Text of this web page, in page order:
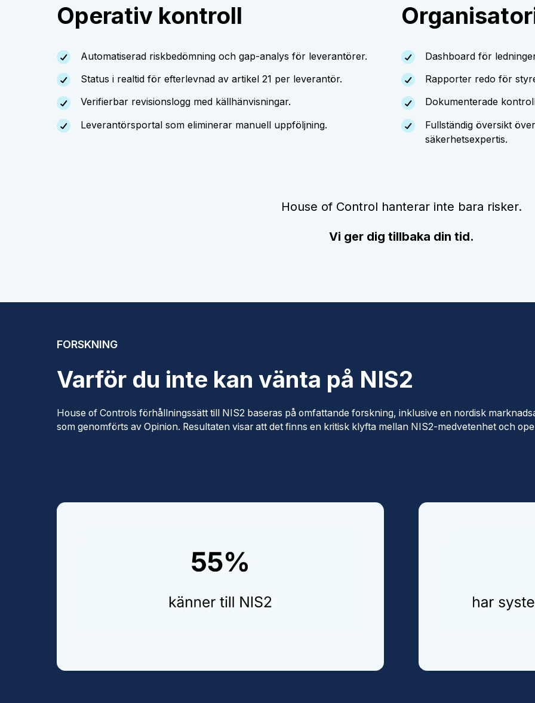
Operativ kontroll
Automatiserad riskbedömning och gap-analys för leverantörer.
Status i realtid för efterlevnad av artikel 21 per leverantör.
Verifierbar revisionslogg med källhänvisningar.
Leverantörsportal som eliminerar manuell uppföljning.
Dashboard för
Rapporter redo för
Dokumenterade
Fullständig översikt
säkerhetsexpertis.
House of Control hanterar inte bara risker.
Vi ger dig tillbaka din tid.
FORSKNING
Varför du inte kan vänta på NIS2
House of Controls förhållningssätt till NIS2 baseras på omfattande forskning, inklusive en nordisk
som genomförts av Opinion. Resultaten visar att det finns en kritisk klyfta mellan NIS2-medvetenhet och